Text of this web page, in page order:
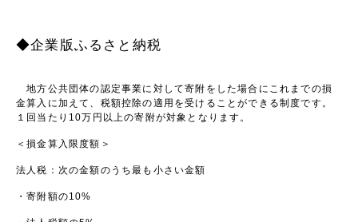
◆企業版ふるさと納税
地方公共団体の認定事業に対して寄附をした場合にこれまでの損
金算入に加えて、税額控除の適用を受けることができる制度です。
１回当たり10万円以上の寄附が対象となります。
＜損金算入限度額＞
法人税：次の金額のうち最も小さい金額
・寄附額の10%